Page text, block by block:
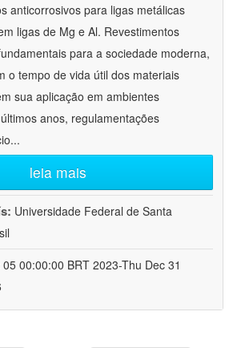
anticorrosivos para ligas metálicas
ligas de Mg e Al. Revestimentos
para a sociedade moderna,
o tempo de vida útil dos materiais
sua aplicação em ambientes
anos, regulamentações
...
leia mais
Universidade Federal de Santa
00:00:00 BRT 2023-Thu Dec 31